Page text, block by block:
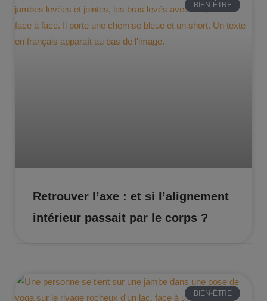
BIEN-ÊTRE
Retrouver l’axe : et si l’alignement
intérieur passait par le corps ?
BIEN-ÊTRE